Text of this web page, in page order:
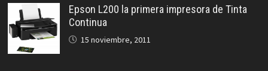
Epson L200 la primera impresora de Tinta
Continua
15 noviembre, 2011